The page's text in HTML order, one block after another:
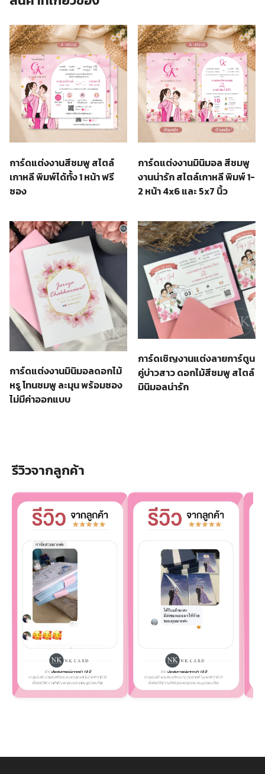
การ์ดแต่งงานสีชมพู สไตล์
เกาหลี พิมพ์ได้ทั้ง 1 หน้า ฟรี
ซอง
การ์ดแต่งงานมินิมอล สีชมพู
งานน่ารัก สไตล์เกาหลี พิมพ์ 1-
2 หน้า 4x6 และ 5x7 นิ้ว
การ์ดแต่งงานมินิมอลดอกไม้
หรู โทนชมพู ละมุน พร้อมซอง
ไม่มีค่าออกแบบ
การ์ดเชิญงานแต่งลายการ์ตูน
คู่บ่าวสาว ดอกไม้สีชมพู สไตล์
มินิมอลน่ารัก
รีวิวจากลูกค้า